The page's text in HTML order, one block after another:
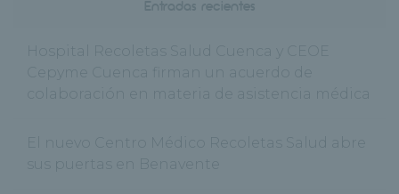
Hospital Recoletas Salud Cuenca y CEOE
Cepyme Cuenca firman un acuerdo de
colaboración en materia de asistencia médica
El nuevo Centro Médico Recoletas Salud abre
sus puertas en Benavente